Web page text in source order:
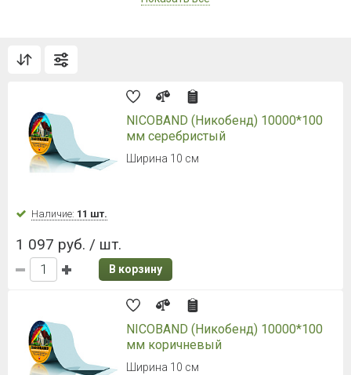
NICOBAND (Никобенд) 10000*100
мм серебристый
Ширина 10 см
Наличие: 11 шт.
1 097 руб. / шт.
В корзину
NICOBAND (Никобенд) 10000*100
мм коричневый
Ширина 10 см